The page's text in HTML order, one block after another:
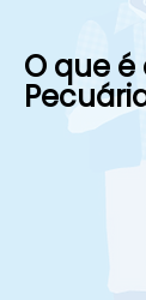
O que